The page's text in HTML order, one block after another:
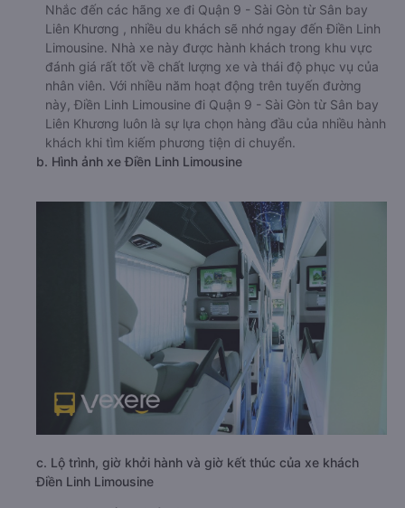
Trọng)
a. Giới thiệu xe Điền Linh Limousine
Nhắc đến các hãng xe đi Quận 9 - Sài Gòn từ Sân bay
Liên Khương , nhiều du khách sẽ nhớ ngay đến Điền Linh
Limousine. Nhà xe này được hành khách trong khu vực
đánh giá rất tốt về chất lượng xe và thái độ phục vụ của
nhân viên. Với nhiều năm hoạt động trên tuyến đường
này, Điền Linh Limousine đi Quận 9 - Sài Gòn từ Sân bay
khách khi tìm kiếm phương tiện di chuyển.
b. Hình ảnh xe Điền Linh Limousine